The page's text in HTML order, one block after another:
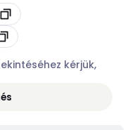
kérjük,